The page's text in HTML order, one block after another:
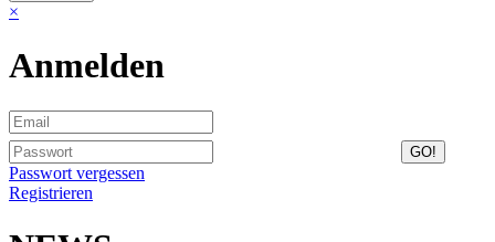
×
Anmelden
Passwort vergessen
Registrieren